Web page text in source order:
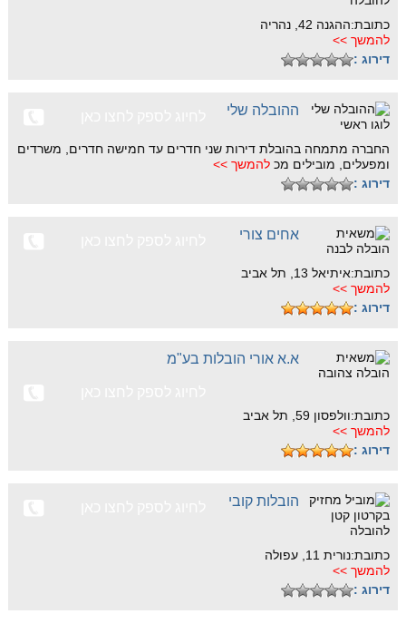
כתובת:ההגנה 42, נהריה
להמשך >>
דירוג :
ההובלה שלי
החברה מתמחה בהובלת דירות שני חדרים עד חמישה חדרים, משרדים
ומפעלים, מובילים מכ להמשך >>
דירוג :
אחים צורי
כתובת:איתיאל 13, תל אביב
להמשך >>
דירוג :
א.א אורי הובלות בע"מ
כתובת:וולפסון 59, תל אביב
להמשך >>
דירוג :
הובלות קובי
כתובת:נורית 11, עפולה
להמשך >>
דירוג :